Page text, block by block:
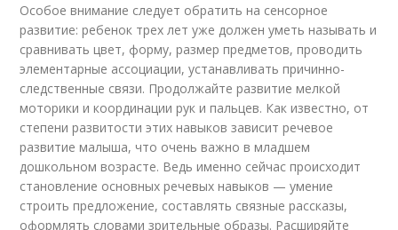
Особое внимание следует обратить на сенсорное
развитие: ребенок трех лет уже должен уметь называть и
сравнивать цвет, форму, размер предметов, проводить
элементарные ассоциации, устанавливать причинно-
следственные связи. Продолжайте развитие мелкой
моторики и координации рук и пальцев. Как известно, от
степени развитости этих навыков зависит речевое
развитие малыша, что очень важно в младшем
дошкольном возрасте. Ведь именно сейчас происходит
становление основных речевых навыков — умение
строить предложение, составлять связные рассказы,
оформлять словами зрительные образы. Расширяйте